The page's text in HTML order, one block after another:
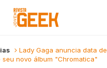
Lady Gaga anuncia data de
seu novo álbum "Chromatica"